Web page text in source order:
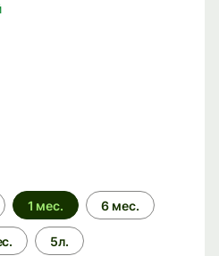
1 мес. 6 мес.
5л.